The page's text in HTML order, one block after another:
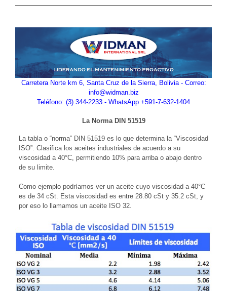
Carretera Norte km 6, Santa Cruz de la Sierra, Bolivia - Correo:
info@widman.biz
Teléfono: (3) 344-2233 - WhatsApp +591-7-632-1404
La Norma DIN 51519
La tabla o “norma” DIN 51519 es lo que determina la “Viscosidad
ISO”. Clasifica los aceites industriales de acuerdo a su
viscosidad a 40°C, permitiendo 10% para arriba o abajo dentro
de su limite.
Como ejemplo podríamos ver un aceite cuyo viscosidad a 40°C
es de 34 cSt. Esta viscosidad es entre 28.80 cSt y 35.2 cSt, y
por eso lo llamamos un aceite ISO 32.